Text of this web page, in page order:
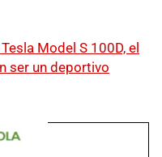
Model S 100D, el
ser un deportivo